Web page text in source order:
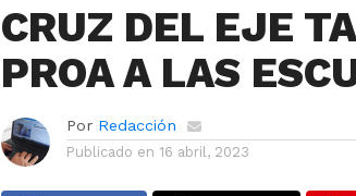
CRUZ DEL EJE
PROA A LAS
Por Redacción
Publicado en 16 abril, 2023